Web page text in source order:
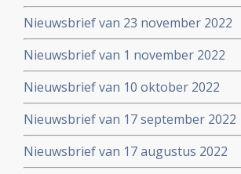
Nieuwsbrief van 23 november 2022
Nieuwsbrief van 1 november 2022
Nieuwsbrief van 10 oktober 2022
Nieuwsbrief van 17 september 2022
Nieuwsbrief van 17 augustus 2022